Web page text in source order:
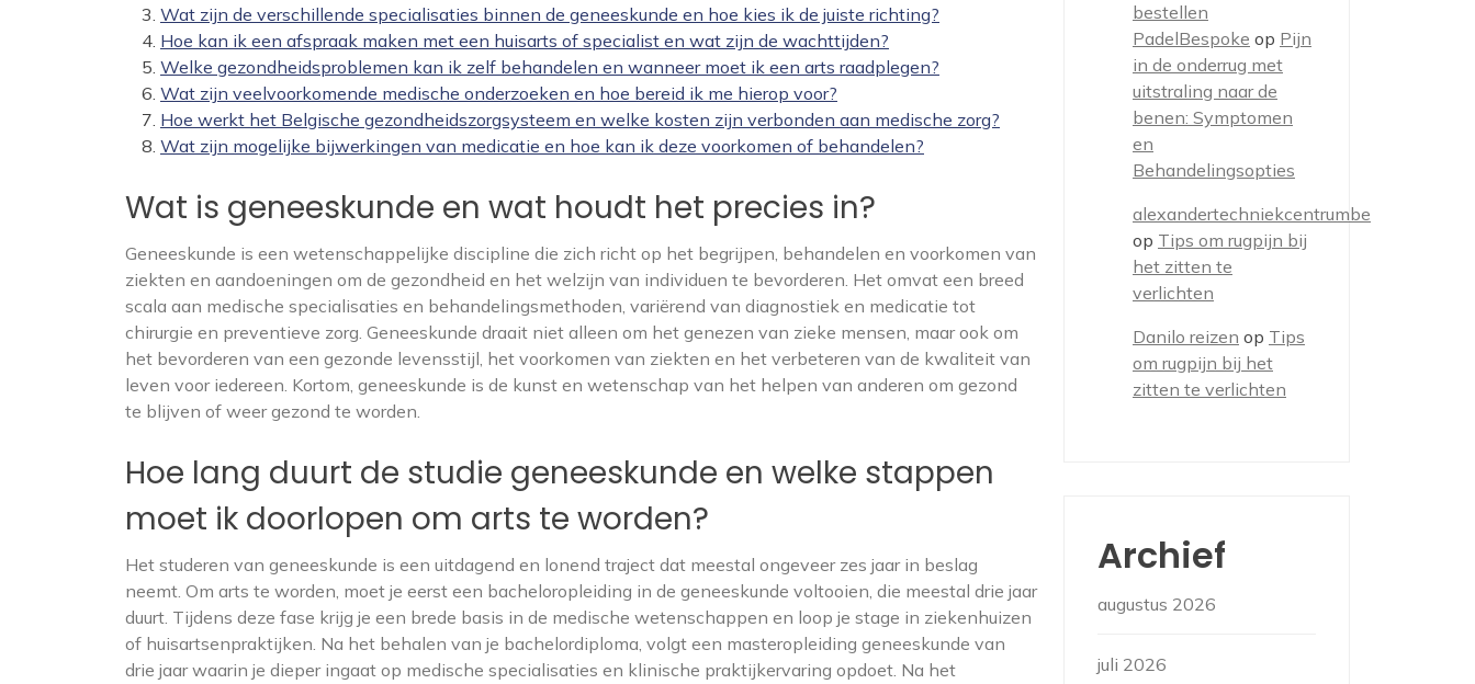
Wat zijn de verschillende specialisaties binnen de geneeskunde en hoe kies ik de juiste richting?
Hoe kan ik een afspraak maken met een huisarts of specialist en wat zijn de wachttijden?
Welke gezondheidsproblemen kan ik zelf behandelen en wanneer moet ik een arts raadplegen?
Wat zijn veelvoorkomende medische onderzoeken en hoe bereid ik me hierop voor?
Hoe werkt het Belgische gezondheidszorgsysteem en welke kosten zijn verbonden aan medische zorg?
Wat zijn mogelijke bijwerkingen van medicatie en hoe kan ik deze voorkomen of behandelen?
Wat is geneeskunde en wat houdt het precies in?
Geneeskunde is een wetenschappelijke discipline die zich richt op het begrijpen, behandelen en voorkomen van
ziekten en aandoeningen om de gezondheid en het welzijn van individuen te bevorderen. Het omvat een breed
scala aan medische specialisaties en behandelingsmethoden, variërend van diagnostiek en medicatie tot
chirurgie en preventieve zorg. Geneeskunde draait niet alleen om het genezen van zieke mensen, maar ook om
het bevorderen van een gezonde levensstijl, het voorkomen van ziekten en het verbeteren van de kwaliteit van
leven voor iedereen. Kortom, geneeskunde is de kunst en wetenschap van het helpen van anderen om gezond
te blijven of weer gezond te worden.
Hoe lang duurt de studie geneeskunde en welke stappen
moet ik doorlopen om arts te worden?
Het studeren van geneeskunde is een uitdagend en lonend traject dat meestal ongeveer zes jaar in beslag
neemt. Om arts te worden, moet je eerst een bacheloropleiding in de geneeskunde voltooien, die meestal drie jaar
duurt. Tijdens deze fase krijg je een brede basis in de medische wetenschappen en loop je stage in ziekenhuizen
of huisartsenpraktijken. Na het behalen van je bachelordiploma, volgt een masteropleiding geneeskunde van
drie jaar waarin je dieper ingaat op medische specialisaties en klinische praktijkervaring opdoet. Na het
bestellen
PadelBespoke op Pijn
in de onderrug met
uitstraling naar de
benen: Symptomen
en
Behandelingsopties
alexandertechniekcentrumbe
op Tips om rugpijn bij
het zitten te
verlichten
Danilo reizen op Tips
om rugpijn bij het
zitten te verlichten
Archief
augustus 2026
juli 2026